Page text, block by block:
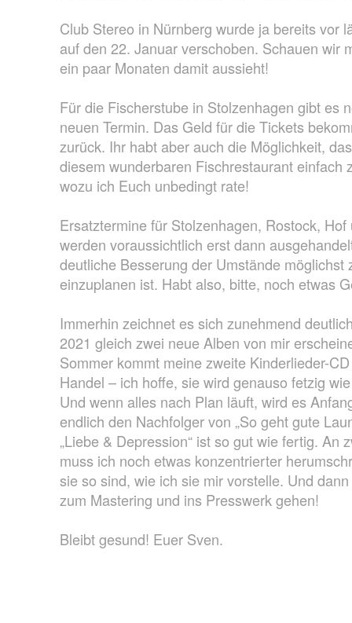
Club Stereo in Nürnberg wurde ja bereits vor
auf den 22. Januar verschoben. Schauen wir
ein paar Monaten damit aussieht!
Für die Fischerstube in Stolzenhagen gibt es
neuen Termin. Das Geld für die Tickets
zurück. Ihr habt aber auch die Möglichkeit,
diesem wunderbaren Fischrestaurant einfach
wozu ich Euch unbedingt rate!
Ersatztermine für Stolzenhagen, Rostock, Hof
werden voraussichtlich erst dann
deutliche Besserung der Umstände möglichst
einzuplanen ist. Habt also, bitte, noch etwas
Immerhin zeichnet es sich zunehmend
2021 gleich zwei neue Alben von mir
Sommer kommt meine zweite Kinderlieder-
Handel – ich hoffe, sie wird genauso fetzig
Und wenn alles nach Plan läuft, wird es
endlich den Nachfolger von „So geht gute
„Liebe & Depression“ ist so gut wie fertig. An
muss ich noch etwas konzentrierter
sie so sind, wie ich sie mir vorstelle. Und dann
zum Mastering und ins Presswerk gehen!
Bleibt gesund! Euer Sven.